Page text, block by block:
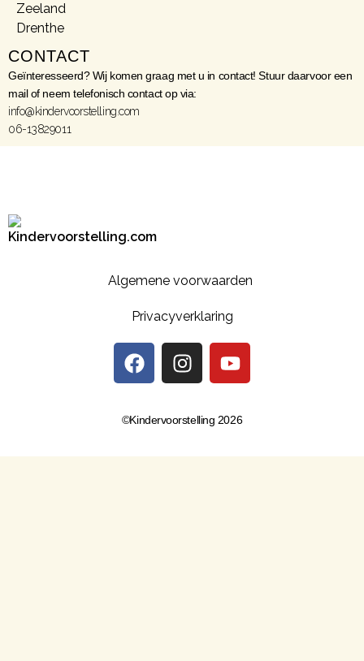
Zeeland
Drenthe
CONTACT
Geïnteresseerd? Wij komen graag met u in contact! Stuur daarvoor een
mail of neem telefonisch contact op via:
info@kindervoorstelling.com
06-13829011
Algemene voorwaarden
Privacyverklaring
©Kindervoorstelling 2026